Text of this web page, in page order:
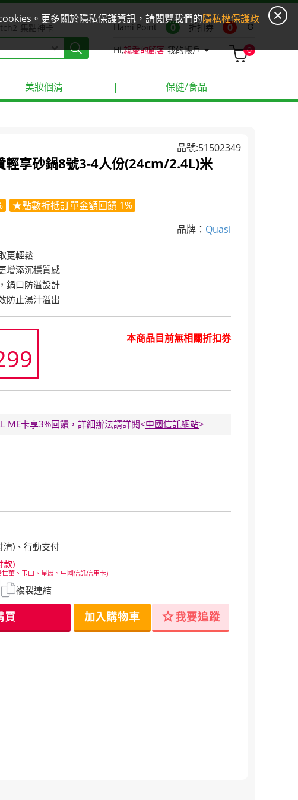
。更多關於隱私保護資訊，請閱覽我們的隱私權保護政
集點神卡 Hami Point 0 折扣券 0 refresh
Hi,親愛的顧客 我的帳戶 0
美妝個清 | 保健/食品
品號:51502349
輕享砂鍋8號3-4人份(24cm/2.4L)米
★點數折抵訂單金額回饋 1%
品牌： Quasi
更輕鬆
增添沉穩質感
鍋口防溢設計
防止湯汁溢出
本商品目前無相關折扣券
ME卡享3%回饋，詳細辦法請詳閱<中國信託網站>
清)、行動支付
款)
華、玉山、星展、中國信託信用卡)
複製連結
買 加入購物車 star我要追蹤